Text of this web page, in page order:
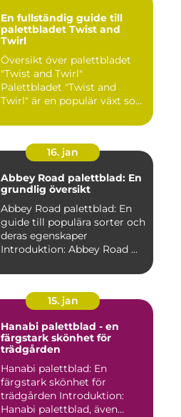
En fullständig guide till
palettbladet Twist and
Twirl
Översikt över palettbladet
"Twist and Twirl"
Palettbladet "Twist and
Twirl" är en populär växt som
16. jan
Abbey Road palettblad: En
grundlig översikt
Abbey Road palettblad: En
guide till populära sorter och
deras egenskaper
Introduktion: Abbey Road ...
15. jan
Hanabi palettblad - en
färgstark skönhet för
trädgården
Hanabi palettblad: En
färgstark skönhet för
trädgården Introduktion:
Hanabi palettblad, även